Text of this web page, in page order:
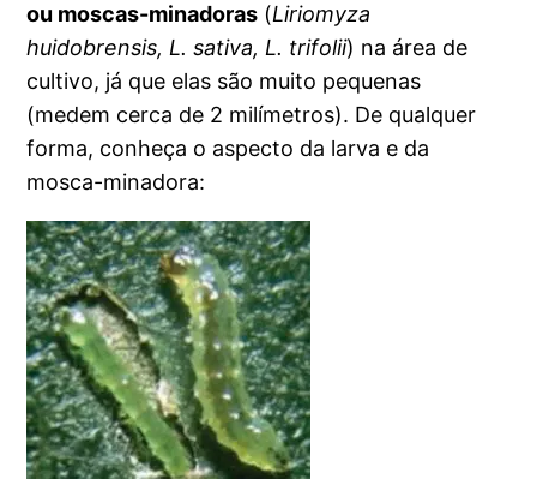
ou moscas-minadoras (Liriomyza
huidobrensis, L. sativa, L. trifolii) na área de
cultivo, já que elas são muito pequenas
(medem cerca de 2 milímetros). De qualquer
forma, conheça o aspecto da larva e da
mosca-minadora: